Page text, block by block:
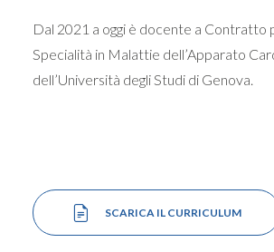
Dal 2021 a oggi è docente a Contratto
Specialità in Malattie dell’Apparato
dell’Università degli Studi di Genova.
SCARICA IL CURRICULUM